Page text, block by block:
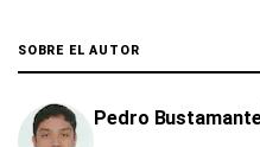
SOBRE EL AUTOR
Pedro